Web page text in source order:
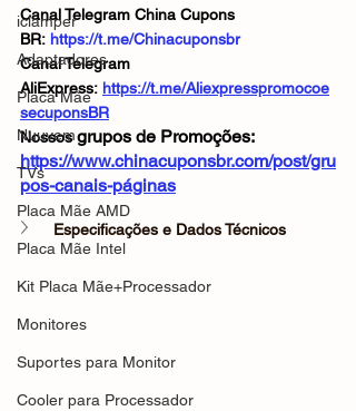
iclamper
Adaptadores
Placa Mãe
Nuuvem
TVs
Placa Mãe AMD
Placa Mãe Intel
Kit Placa Mãe+Processador
Monitores
Suportes para Monitor
Cooler para Processador
Canal Telegram China Cupons
BR: https://t.me/Chinacuponsbr
Canal Telegram
AliExpress: https://t.me/Aliexpresspromocoe
secuponsBR
Nossos grupos de Promoções:
https://www.chinacuponsbr.com/post/gru
pos-canais-páginas
Especificações e Dados Técnicos